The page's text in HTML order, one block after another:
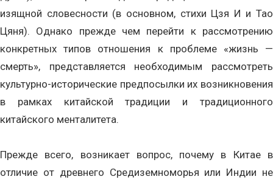
изящной словесности (в основном, стихи Цзя И и Тао
Цяня). Однако прежде чем перейти к рассмотрению
конкретных типов отношения к проблеме «жизнь —
смерть», представляется необходимым рассмотреть
культурно-исторические предпосылки их возникновения
в рамках китайской традиции и традиционного
китайского менталитета.
Прежде всего, возникает вопрос, почему в Китае в
отличие от древнего Средиземноморья или Индии не